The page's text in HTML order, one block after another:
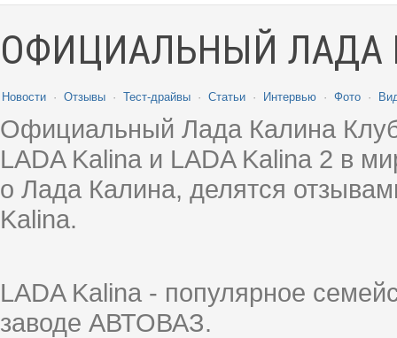
ОФИЦИАЛЬНЫЙ ЛАДА
Новости · Отзывы · Тест-драйвы · Статьи · Интервью · Фото ·
Официальный Лада Калина
LADA Kalina и LADA Kalina 2 в
о Лада Калина, делятся
Kalina.
LADA Kalina - популярное
заводе АВТОВАЗ.